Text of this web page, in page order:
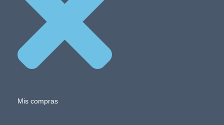
Mis compras